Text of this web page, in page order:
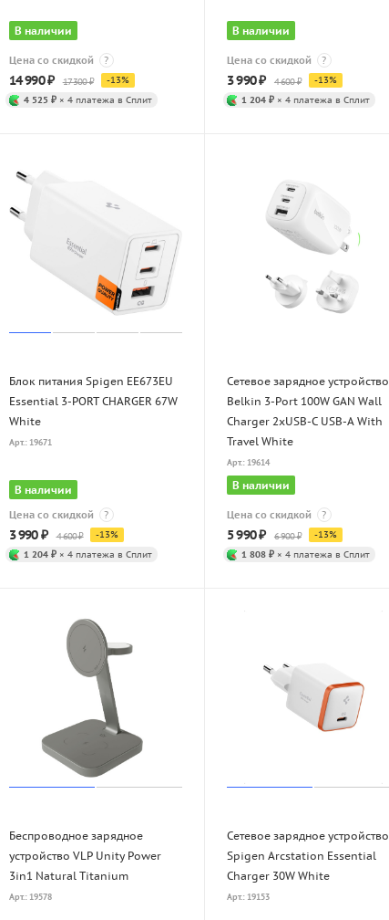
В наличии
Цена со скидкой ?
14 990₽ 17 300₽ -13%
4 525 ₽ × 4 платежа в Сплит
В наличии
Цена со скидкой ?
3 990₽ 4 600₽ -13%
1 204 ₽ × 4 платежа в Сплит
Блок питания Spigen EE673EU
Essential 3-PORT CHARGER 67W
White
Арт.: 19671
В наличии
Цена со скидкой ?
3 990₽ 4 600₽ -13%
1 204 ₽ × 4 платежа в Сплит
Сетевое зарядное устройство
Belkin 3-Port 100W GAN Wall
Charger 2xUSB-C USB-A With
Travel White
Арт.: 19614
В наличии
Цена со скидкой ?
5 990₽ 6 900₽ -13%
1 808 ₽ × 4 платежа в Сплит
Беспроводное зарядное
устройство VLP Unity Power
3in1 Natural Titanium
Арт.: 19578
Cетевое зарядное устройство
Spigen Arcstation Essential
Charger 30W White
Арт.: 19153